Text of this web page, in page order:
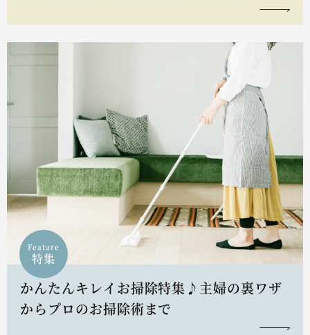
Feature
特集
かんたんキレイお掃除特集♪主婦の裏ワザ
からプロのお掃除術まで